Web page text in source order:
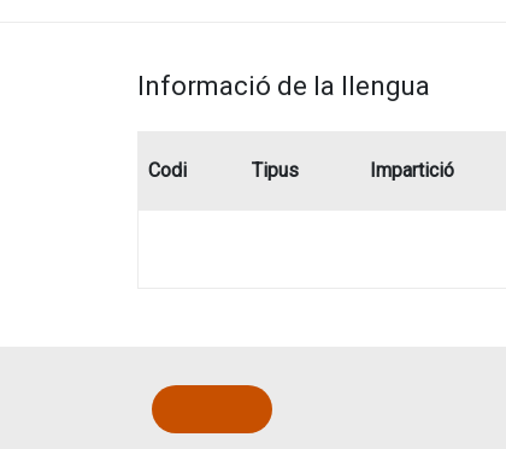
Informació de la llengua
Codi Tipus Impartició